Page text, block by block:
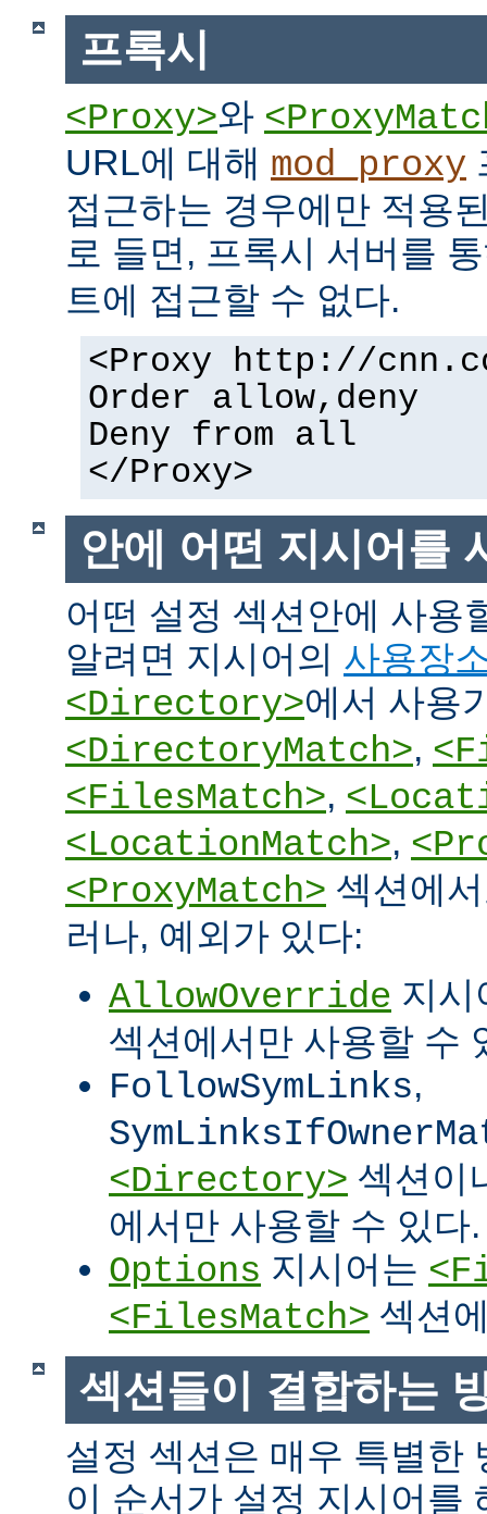
프록시
<Proxy>와
URL에 대해 mod_proxy
접근하는 경우에만 적용
로 들면, 프록시 서버를
트에 접근할 수 없다.
<Proxy http://
Order allow,deny
Deny from all
</Proxy>
안에 어떤 지시어를
어떤 설정 섹션안에 사용
알려면 지시어의 사용장
<Directory>에서 사용
<DirectoryMatch>,
<FilesMatch>,
<LocationMatch>,
<ProxyMatch> 섹션에
러나, 예외가 있다:
AllowOverride 지
섹션에서만 사용할 수
FollowSymLinks,
<Directory> 섹션이
에서만 사용할 수 있다.
Options 지시어는
<FilesMatch> 섹션
섹션들이 결합하는
설정 섹션은 매우 특별한
이 순서가 설정 지시어를